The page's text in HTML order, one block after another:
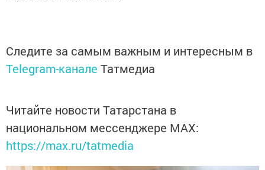
Следите за самым важным и интересным в
Telegram-канале Татмедиа
Читайте новости Татарстана в
национальном мессенджере MАХ:
https://max.ru/tatmedia